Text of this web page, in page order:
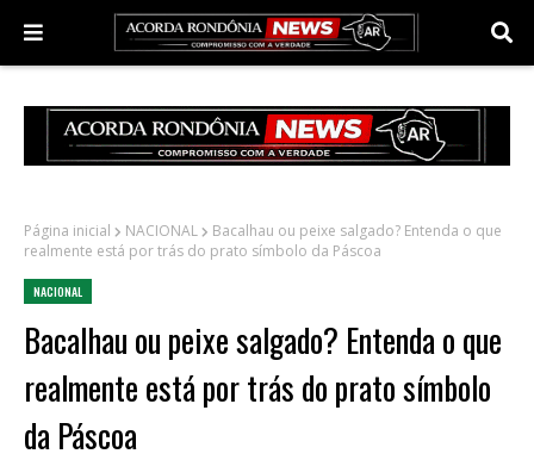
Página inicial NACIONAL
Bacalhau ou peixe salgado? Entenda o que
realmente está por trás do prato símbolo da Páscoa
NACIONAL
Bacalhau ou peixe salgado? Entenda o que
realmente está por trás do prato símbolo
da Páscoa